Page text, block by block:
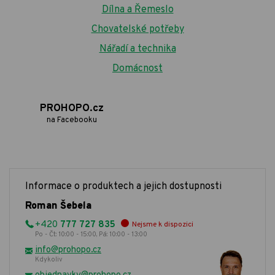
Dílna a Řemeslo
Chovatelské potřeby
Nářadí a technika
Domácnost
PROHOPO.cz
na Facebooku
Informace o produktech a jejich dostupnosti
Roman Šebela
+420 777 727 835 Nejsme k dispozici
Po - Čt: 10:00 - 15:00, Pá: 10:00 - 13:00
info@prohopo.cz
Kdykoliv